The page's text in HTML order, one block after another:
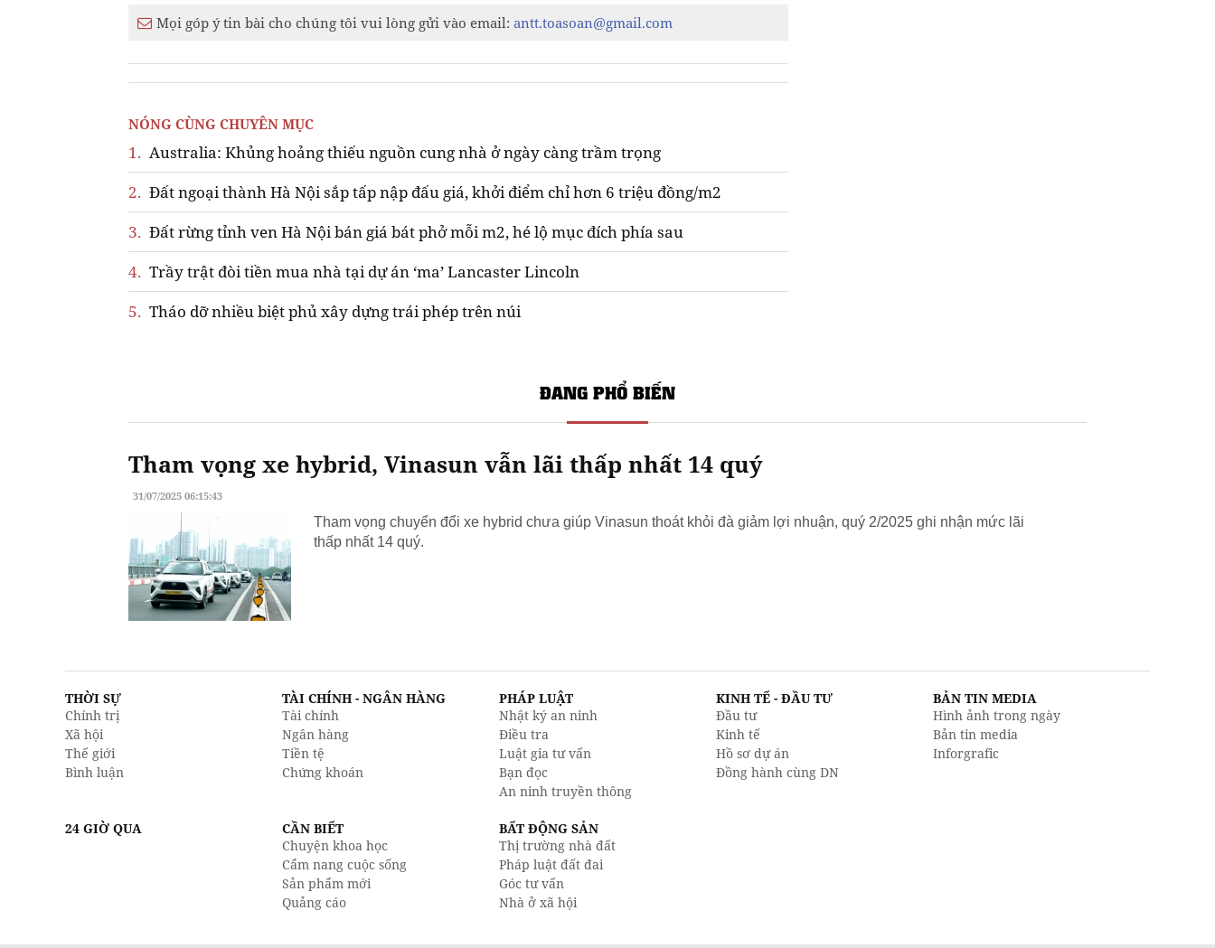
Mọi góp ý tin bài cho chúng tôi vui lòng gửi vào email: antt.toasoan@gmail.com
NÓNG CÙNG CHUYÊN MỤC
1. Australia: Khủng hoảng thiếu nguồn cung nhà ở ngày càng trầm trọng
2. Đất ngoại thành Hà Nội sắp tấp nập đấu giá, khởi điểm chỉ hơn 6 triệu đồng/m2
3. Đất rừng tỉnh ven Hà Nội bán giá bát phở mỗi m2, hé lộ mục đích phía sau
4. Trầy trật đòi tiền mua nhà tại dự án ‘ma’ Lancaster Lincoln
5. Tháo dỡ nhiều biệt phủ xây dựng trái phép trên núi
ĐANG PHỔ BIẾN
Tham vọng xe hybrid, Vinasun vẫn lãi thấp nhất 14 quý
31/07/2025 06:15:43
Tham vọng chuyển đổi xe hybrid chưa giúp Vinasun thoát khỏi đà giảm lợi nhuận, quý 2/2025 ghi nhận mức lãi
thấp nhất 14 quý.
THỜI SỰ
Chính trị
Xã hội
Thế giới
Bình luận
TÀI CHÍNH - NGÂN HÀNG
Tài chính
Ngân hàng
Tiền tệ
Chứng khoán
PHÁP LUẬT
Nhật ký an ninh
Điều tra
Luật gia tư vấn
Bạn đọc
An ninh truyền thông
KINH TẾ - ĐẦU TƯ
Đầu tư
Kinh tế
Hồ sơ dự án
Đồng hành cùng DN
BẢN TIN MEDIA
Hình ảnh trong ngày
Bản tin media
Inforgrafic
24 GIỜ QUA
CẦN BIẾT
Chuyện khoa học
Cẩm nang cuộc sống
Sản phẩm mới
Quảng cáo
BẤT ĐỘNG SẢN
Thị trường nhà đất
Pháp luật đất đai
Góc tư vấn
Nhà ở xã hội